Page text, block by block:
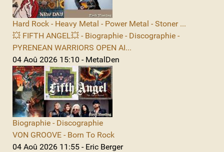
Hard Rock - Heavy Metal - Power Metal - Stoner ...
💥 FIFTH ANGEL💥 - Biographie - Discographie -
PYRENEAN WARRIORS OPEN AI...
04 Aoû 2026 15:10 - MetalDen
Biographie - Discographie
VON GROOVE - Born To Rock
04 Aoû 2026 11:55 - Eric Berger